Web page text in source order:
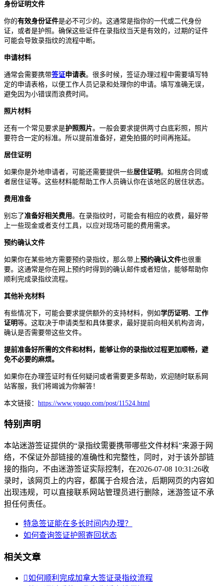
身份证明文件
你的有效身份证件是必不可少的。这通常是指你的一代或二代身份
证，或者是护照。确保这些证件在录指纹当天是有效的，过期的证件
可能会导致录指纹的流程中断。
申请材料
通常会需要携带签证申请表。很多时候，签证办理过程中需要填写特
定的申请表格，以便工作人员记录和处理你的申请。填写准确无误，
避免因为小错误而浪费时间。
照片材料
还有一个常见要求是护照照片。一般会要求提供两寸白底彩照，照片
要符合一定的标准。所以提前准备好，避免拍摄的时间再拖延。
居住证明
如果你是外地申请者，可能还需要提供一些居住证明。如租房合同或
者居住证等。这些材料能帮助工作人员确认你在该地区的居住状态。
费用准备
别忘了准备好相关费用。在录指纹时，可能会有相应的收费，最好带
上一些现金或者支付工具，以应对现场可能的费用需求。
预约确认文件
如果你在某些地方需要预约录指纹，那么带上预约确认文件也很重
要。这通常是你在网上预约时得到的确认邮件或者短信，能够帮助你
顺利完成录指纹流程。
其他补充材料
有些情况下，可能会要求提供额外的支持材料，例如学历证明 、 工作
证明等。这取决于申请类型和具体要求，最好提前向相关机构咨询，
确认是否需要带这些文件。
提前准备好所需的文件和材料，能够让你的录指纹过程更加顺畅，避
免不必要的麻烦。
如果你在办理签证时有任何疑问或者需要更多帮助，欢迎随时联系网
站客服，我们将竭诚为你解答！
本文链接： https://www.youqo.com/post/11524.html
特别声明
本站迷游签证提供的“录指纹需要携带哪些文件材料”来源于网
络，不保证外部链接的准确性和完整性，同时，对于该外部链
接的指向，不由迷游签证实际控制，在2026-07-08 10:31:26收
录时，该网页上的内容，都属于合规合法，后期网页的内容如
出现违规，可以直接联系网站管理员进行删除，迷游签证不承
担任何责任。
特急签证能在多长时间内办理？
如何查询签证护照寄回状态
相关文章
如何顺利完成加拿大签证录指纹流程